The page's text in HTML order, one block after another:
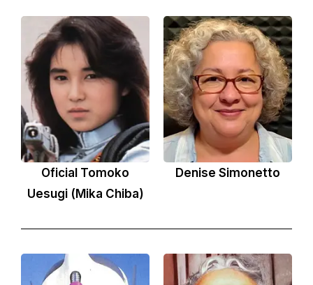
Oficial Tomoko
Uesugi (Mika Chiba)
Denise Simonetto